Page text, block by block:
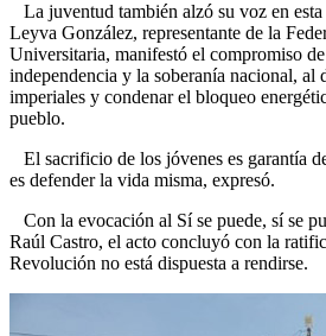
La juventud también alzó su voz en
Leyva González, representante de la
Universitaria, manifestó el compromiso
independencia y la soberanía nacional, al
imperiales y condenar el bloqueo
pueblo.
El sacrificio de los jóvenes es garantía
es defender la vida misma, expresó.
Con la evocación al Sí se puede, sí se
Raúl Castro, el acto concluyó con la
Revolución no está dispuesta a rendirse.